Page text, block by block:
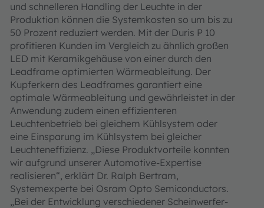
und schnelleren Handling der Leuchte in der
Produktion können die Systemkosten so um bis zu
50 Prozent reduziert werden. Mit der Duris P 10
profitieren Kunden im Vergleich zu ähnlich großen
LED mit Keramikgehäuse von einer durch den
Leadframe optimierten Wärmeableitung. Der
Kupferkern des Leadframes garantiert eine
optimale Wärmeableitung und gewährleistet in der
Anwendung zudem einen effizienteren
Leuchtenbetrieb bei gleichem Kühlsystem oder
eine Einsparung im Kühlsystem bei gleicher
Leuchteneffizienz. „Diese Produktvorteile konnten
wir aufgrund unserer Automotive-Expertise
realisieren“, erklärt Dr. Ralph Bertram,
Systemexperte bei Osram Opto Semiconductors.
„Bei der Entwicklung verschiedener Scheinwerfer-